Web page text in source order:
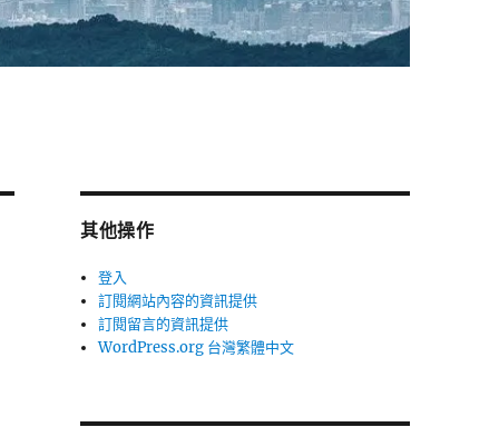
其他操作
登入
訂閱網站內容的資訊提供
訂閱留言的資訊提供
WordPress.org 台灣繁體中文